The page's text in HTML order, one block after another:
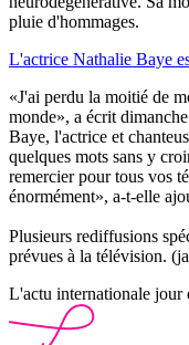
pluie d'hommages.
L'actrice Nathalie Baye
«J'ai perdu la moitié de
monde», a écrit
Baye, l'actrice et
quelques mots sans y
remercier pour tous vos
énormément», a-t-elle
Plusieurs rediffusions
prévues à la télévision.
L'actu internationale jour